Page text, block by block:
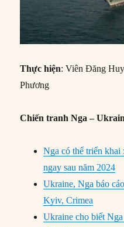
Thực hiện: Viên Đăng
Phương
Chiến tranh Nga –
Nga có thể triển
ngay sau năm 2024
Ukraine, Nga báo
Kyiv, Crimea
Ukraine cho biết